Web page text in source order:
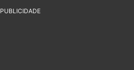
PUBLICIDADE